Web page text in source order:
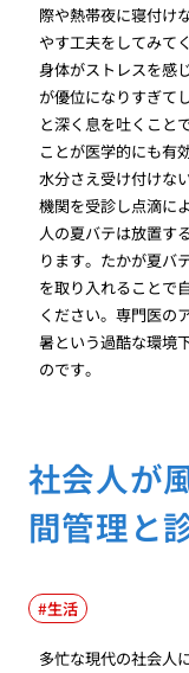
際や熱帯夜に寝付け
やす工夫をしてみて
身体がストレスを感
が優位になりすぎて
と深く息を吐くこと
ことが医学的にも有
水分さえ受け付けな
機関を受診し点滴に
人の夏バテは放置す
ります。たかが夏バ
を取り入れることで
ください。専門医の
暑という過酷な環境
のです。
社会人が
間管理と
生活
多忙な現代の社会人